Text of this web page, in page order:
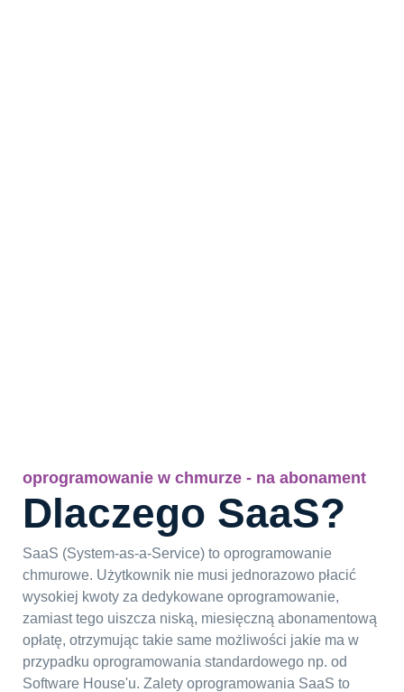
oprogramowanie w chmurze - na abonament
Dlaczego SaaS?
SaaS (System-as-a-Service) to oprogramowanie
chmurowe. Użytkownik nie musi jednorazowo płacić
wysokiej kwoty za dedykowane oprogramowanie,
zamiast tego uiszcza niską, miesięczną abonamentową
opłatę, otrzymując takie same możliwości jakie ma w
przypadku oprogramowania standardowego np. od
Software House'u. Zalety oprogramowania SaaS to